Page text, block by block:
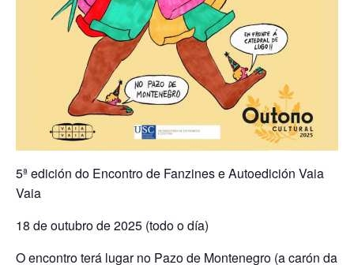
5ª edición do Encontro de Fanzines e Autoedición Vaia
Vaia
18 de outubro de 2025 (todo o día)
O encontro terá lugar no Pazo de Montenegro (a carón da